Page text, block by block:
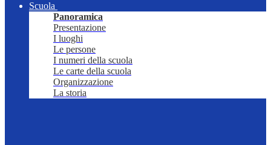
Scuola
Panoramica
Presentazione
I luoghi
Le persone
I numeri della scuola
Le carte della scuola
Organizzazione
La storia